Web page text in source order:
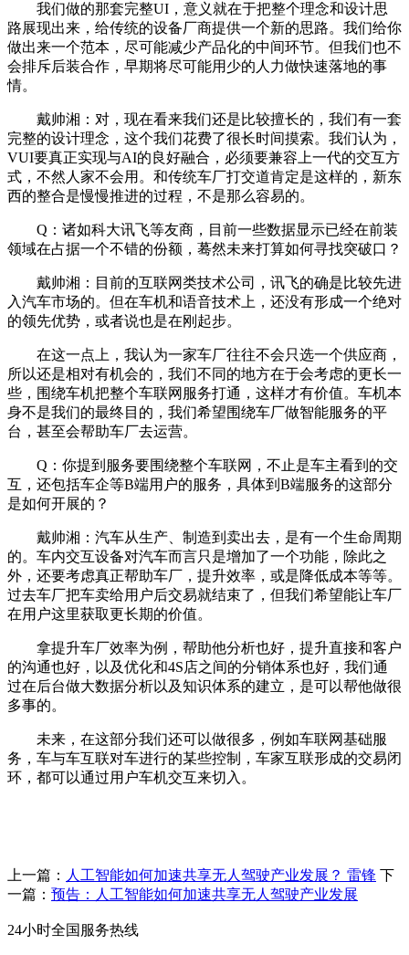
我们做的那套完整UI，意义就在于把整个理念和设计思
路展现出来，给传统的设备厂商提供一个新的思路。我们给你
做出来一个范本，尽可能减少产品化的中间环节。但我们也不
会排斥后装合作，早期将尽可能用少的人力做快速落地的事
情。
戴帅湘：对，现在看来我们还是比较擅长的，我们有一套
完整的设计理念，这个我们花费了很长时间摸索。我们认为，
VUI要真正实现与AI的良好融合，必须要兼容上一代的交互方
式，不然人家不会用。和传统车厂打交道肯定是这样的，新东
西的整合是慢慢推进的过程，不是那么容易的。
Q：诸如科大讯飞等友商，目前一些数据显示已经在前装
领域在占据一个不错的份额，蓦然未来打算如何寻找突破口？
戴帅湘：目前的互联网类技术公司，讯飞的确是比较先进
入汽车市场的。但在车机和语音技术上，还没有形成一个绝对
的领先优势，或者说也是在刚起步。
在这一点上，我认为一家车厂往往不会只选一个供应商，
所以还是相对有机会的，我们不同的地方在于会考虑的更长一
些，围绕车机把整个车联网服务打通，这样才有价值。车机本
身不是我们的最终目的，我们希望围绕车厂做智能服务的平
台，甚至会帮助车厂去运营。
Q：你提到服务要围绕整个车联网，不止是车主看到的交
互，还包括车企等B端用户的服务，具体到B端服务的这部分
是如何开展的？
戴帅湘：汽车从生产、制造到卖出去，是有一个生命周期
的。车内交互设备对汽车而言只是增加了一个功能，除此之
外，还要考虑真正帮助车厂，提升效率，或是降低成本等等。
过去车厂把车卖给用户后交易就结束了，但我们希望能让车厂
在用户这里获取更长期的价值。
拿提升车厂效率为例，帮助他分析也好，提升直接和客户
的沟通也好，以及优化和4S店之间的分销体系也好，我们通
过在后台做大数据分析以及知识体系的建立，是可以帮他做很
多事的。
未来，在这部分我们还可以做很多，例如车联网基础服
务，车与车互联对车进行的某些控制，车家互联形成的交易闭
环，都可以通过用户车机交互来切入。
上一篇： 人工智能如何加速共享无人驾驶产业发展？ 雷锋 下
一篇： 预告：人工智能如何加速共享无人驾驶产业发展
24小时全国服务热线